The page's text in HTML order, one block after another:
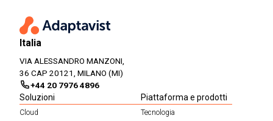
Italia
VIA ALESSANDRO MANZONI,
36 CAP 20121, MILANO (MI)
+44 20 7976 4896
Soluzioni
Cloud
Piattaforma e prodotti
Tecnologia